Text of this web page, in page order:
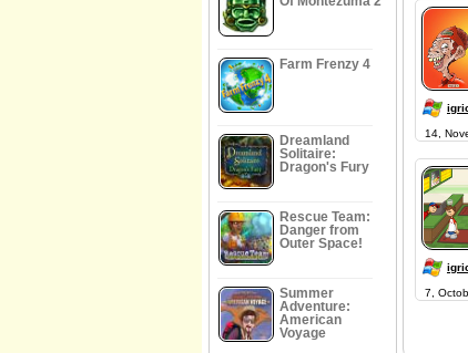
Farm Frenzy 4
Dreamland
Solitaire:
Dragon's Fury
Rescue Team:
Danger from
Outer Space!
Summer
Adventure:
American
Voyage
14,
7,